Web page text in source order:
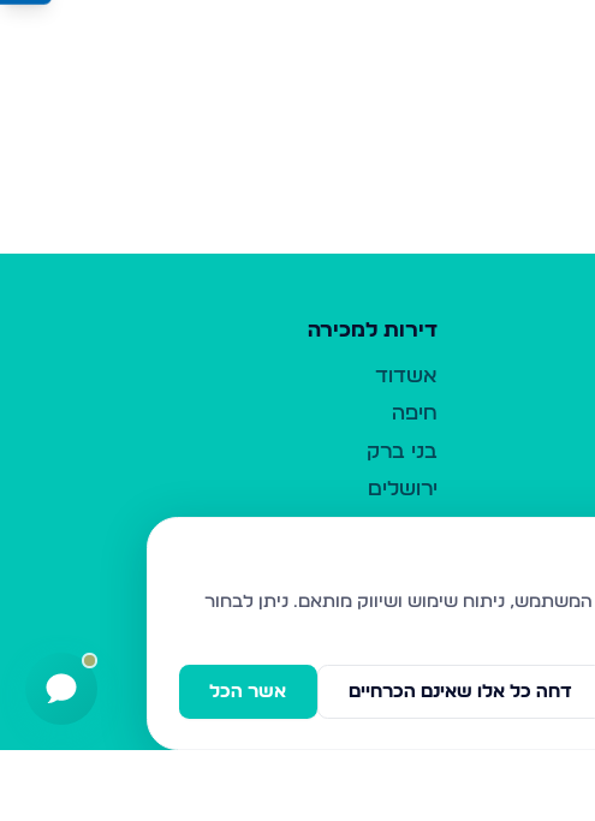
דירות למכירה
אשדוד
חיפה
בני ברק
ירושלים
בית שמש
ביתר עילית
ניתן לבחור
אשר הכל דחה כל אלו שאינם הכרחיים